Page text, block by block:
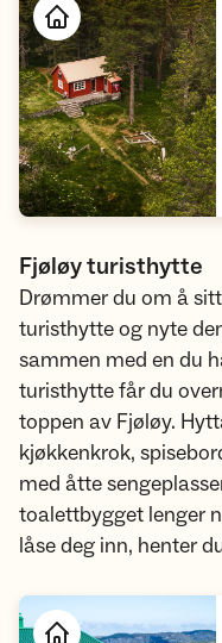
Fjøløy turisthytte
Drømmer du om å
turisthytte og nyte
sammen med en du
turisthytte får du
toppen av Fjøløy.
kjøkkenkrok,
med åtte
toalettbygget lenger
låse deg inn, henter